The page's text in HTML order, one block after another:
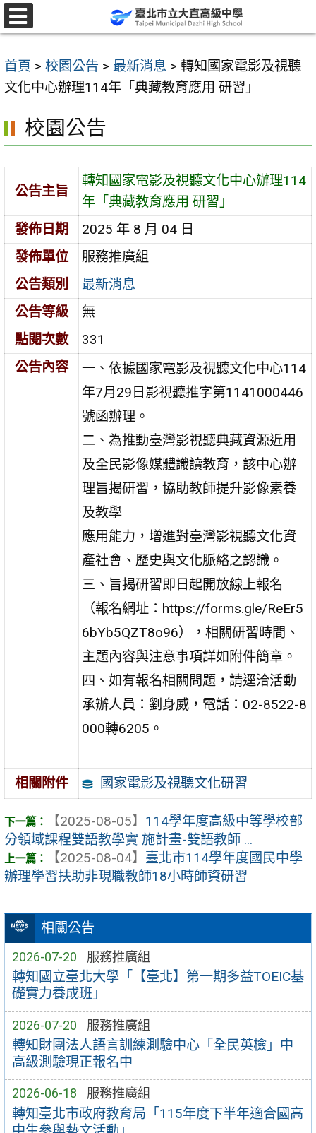
跳
至
要
內
區
首頁 > 校園公告 > 最新消息 > 轉知國家電影及視聽
文化中心辦理114年「典藏教育應用 研習」
相關公告
2026-07-20 服務推廣組
轉知國立臺北大學「【臺北】第一期多益TOEIC基
礎實力養成班」
2026-07-20 服務推廣組
轉知財團法人語言訓練測驗中心「全民英檢」中
高級測驗現正報名中
2026-06-18 服務推廣組
轉知臺北市政府教育局「115年度下半年適合國高
校園公告
公告主旨
轉知國家電影及視聽文化中心辦理114
年「典藏教育應用 研習」
發佈日期
2025 年 8 月 04 日
發佈單位
服務推廣組
公告類別
最新消息
公告等級
無
點閱次數
331
公告內容
一、依據國家電影及視聽文化中心114
年7月29日影視聽推字第1141000446
號函辦理。
二、為推動臺灣影視聽典藏資源近用
及全民影像媒體識讀教育，該中心辦
理旨揭研習，協助教師提升影像素養
及教學
應用能力，增進對臺灣影視聽文化資
產社會、歷史與文化脈絡之認識。
三、旨揭研習即日起開放線上報名
（報名網址：https://forms.gle/ReEr5
6bYb5QZT8o96），相關研習時間、
主題內容與注意事項詳如附件簡章。
四、如有報名相關問題，請逕洽活動
承辦人員：劉身威，電話：02-8522-8
000轉6205。
相關附件 國家電影及視聽文化研習
【2025-08-05】 114學年度高級中等學校部
分領域課程雙語教學實 施計畫-雙語教師 ...
【2025-08-04】 臺北市114學年度國民中學
辦理學習扶助非現職教師18小時師資研習
選
單